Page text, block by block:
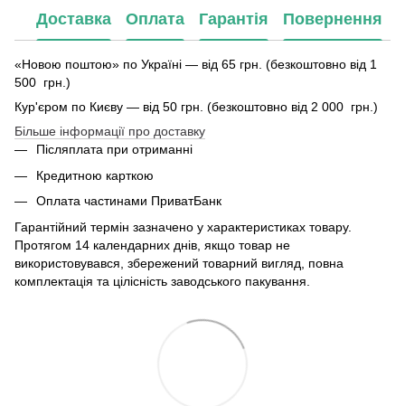
Доставка Оплата Гарантія Повернення
«Новою поштою» по Україні — від 65 грн. (безкоштовно від 1
500 грн.)
Кур'єром по Києву — від 50 грн. (безкоштовно від 2 000 грн.)
Більше інформації про доставку
Післяплата при отриманні
Кредитною карткою
Оплата частинами ПриватБанк
Гарантійний термін зазначено у характеристиках товару.
Протягом 14 календарних днів, якщо товар не
використовувався, збережений товарний вигляд, повна
комплектація та цілісність заводського пакування.